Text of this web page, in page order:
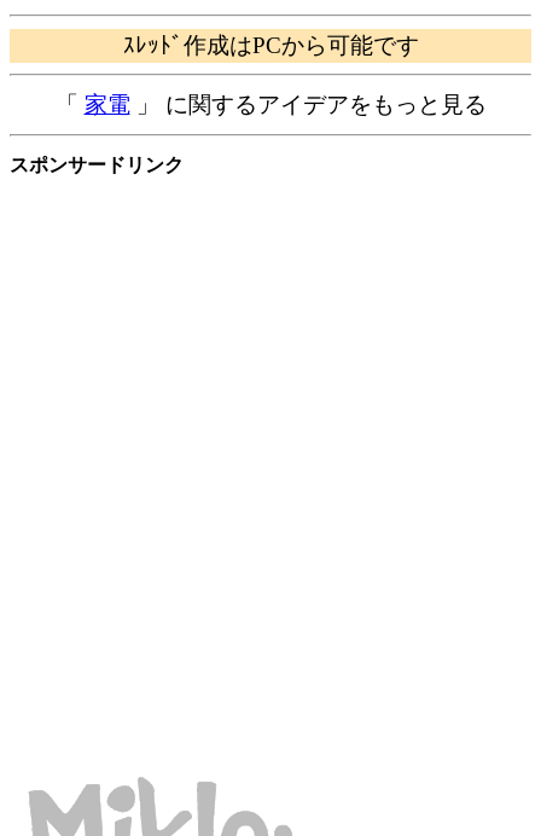
ｽﾚｯﾄﾞ作成はPCから可能です
「 家電」 に関するアイデアをもっと見る
スポンサードリンク